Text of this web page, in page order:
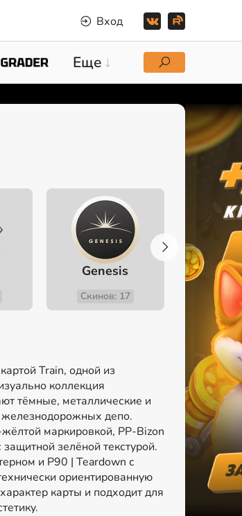
Вход
Еще
Genesis
Скинов: 17
Train, одной из
коллекция
тёмные, металлические и
депо.
маркировкой, PP-Bizon
зелёной текстурой.
и P90 | Teardown с
ориентированную
карты и подходит для